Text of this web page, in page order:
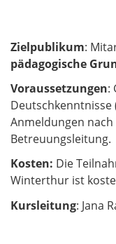
Zielpublikum:
pädagogische
Voraussetzungen:
Deutschkenntnisse
Anmeldungen
Betreuungsleitung.
Kosten: Die
Winterthur ist
Kursleitung: Jana